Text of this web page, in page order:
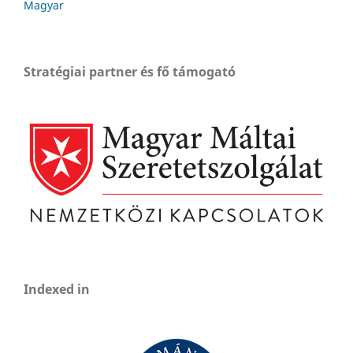
Magyar
Stratégiai partner és fő támogató
Indexed in